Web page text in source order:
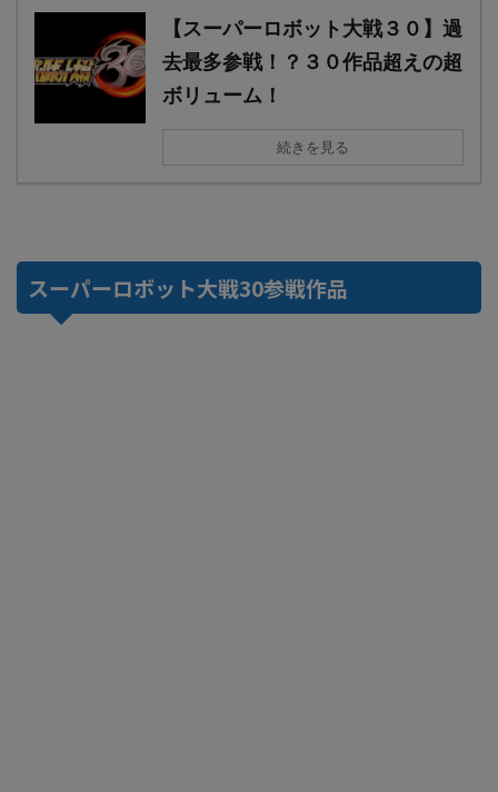
【スーパーロボット大戦３０】過
去最多参戦！？３０作品超えの超
ボリューム！
続きを見る
スーパーロボット大戦30参戦作品